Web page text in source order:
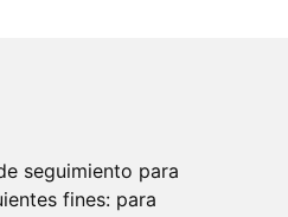
seguimiento para
fines: para